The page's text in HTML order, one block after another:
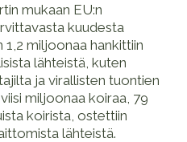
mukaan EU:n
kuudesta
miljoonaa hankittiin
lähteistä, kuten
ja virallisten tuontien
miljoonaa koiraa, 79
koirista, ostettiin
lähteistä.